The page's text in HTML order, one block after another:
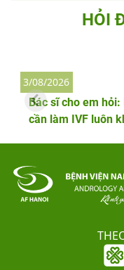
HỎI
Bác sĩ cho em
cần làm IVF luôn
3/08/2026